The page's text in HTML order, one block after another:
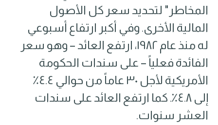
المخاطر" لتحديد سعر كل الأصول
المالية الأخرى. وفي أكبر ارتفاع أسبوعي
له منذ عام ١٩٨٢، ارتفع العائد – وهو سعر
الفائدة فعلياً – على سندات الحكومة
الأمريكية لأجل ٣٠ عاماً من حوالي ٤.٤٪
إلى ٤.٨٪. كما ارتفع العائد على سندات
العشر سنوات.